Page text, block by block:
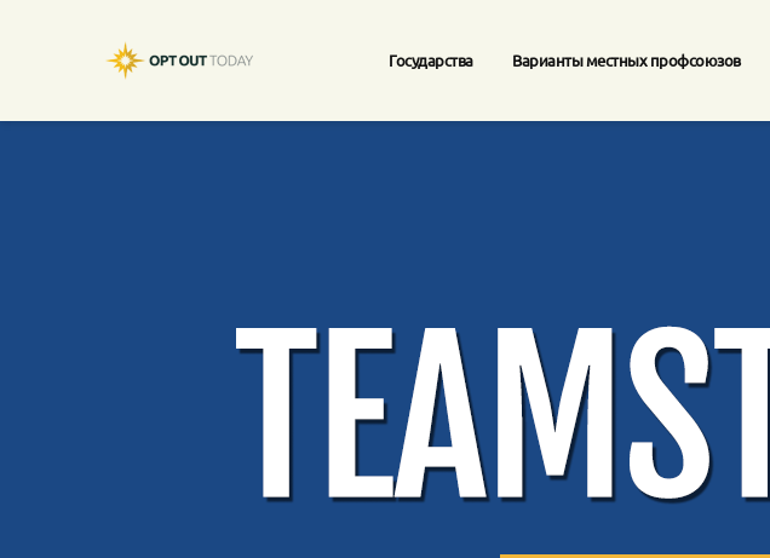
Государства Варианты местных профсоюзов